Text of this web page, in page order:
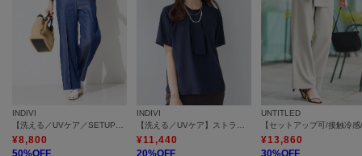
INDIVI
【洗える／UVケア／SETUP可能】デニムライクワイドパンツ
¥8,800
INDIVI
【洗える／UVケア】ストライプ柄＆無地 ボウタイ風 半袖ブラウス
¥11,440
UNTITLED
¥13,860